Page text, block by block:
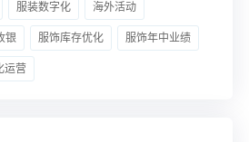
服装数字化 海外活动
银 服饰库存优化 服饰年中业绩
运营